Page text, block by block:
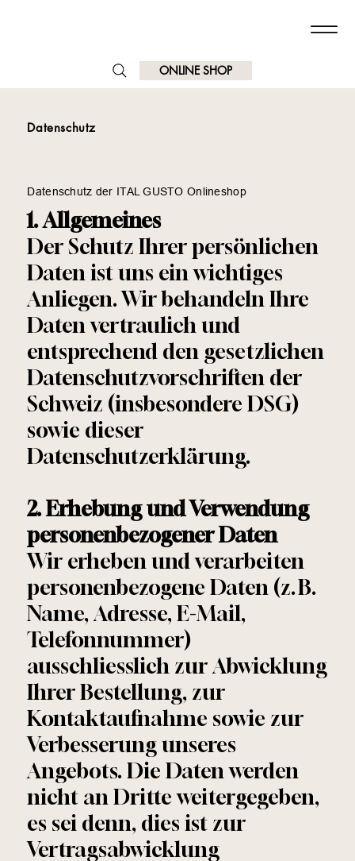
ONLINE SHOP
Datenschutz
Datenschutz der ITAL GUSTO Onlineshop
1. Allgemeines
Der Schutz Ihrer persönlichen
Daten ist uns ein wichtiges
Anliegen. Wir behandeln Ihre
Daten vertraulich und
entsprechend den gesetzlichen
Datenschutzvorschriften der
Schweiz (insbesondere DSG)
sowie dieser
Datenschutzerklärung.
2. Erhebung und Verwendung
personenbezogener Daten
Wir erheben und verarbeiten
personenbezogene Daten (z. B.
Name, Adresse, E-Mail,
Telefonnummer)
ausschliesslich zur Abwicklung
Ihrer Bestellung, zur
Kontaktaufnahme sowie zur
Verbesserung unseres
Angebots. Die Daten werden
nicht an Dritte weitergegeben,
es sei denn, dies ist zur
Vertragsabwicklung